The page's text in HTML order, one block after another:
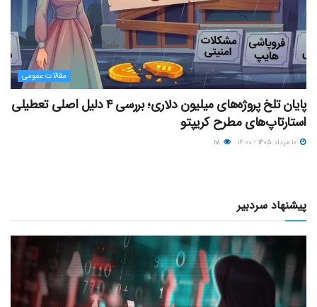
مقالات عمومی
پایان تلخ پروژه‌های میلیون دلاری؛ بررسی ۴ دلیل اصلی تعطیلی
استارتاپ‌های مطرح کریپتو
پیشنهاد سردبیر